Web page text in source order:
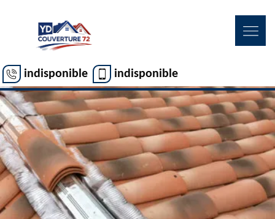
indisponible indisponible